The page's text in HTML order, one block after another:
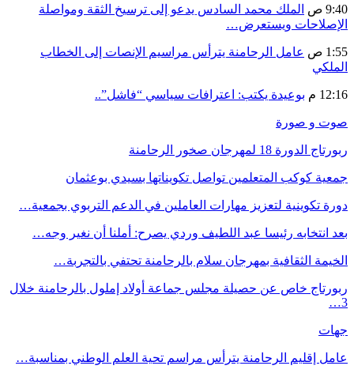
9:40 ص
الملك محمد السادس يدعو إلى ترسيخ الثقة ومواصلة
الإصلاحات ويستعرض…
1:55 ص
عامل الرحامنة يترأس مراسيم الإنصات إلى الخطاب
الملكي
12:16 م بوعيدة يكتب: اعترافات سياسي “فاشل”..
صوت و صورة
ربورتاج الدورة 18 لمهرجان صخور الرحامنة
جمعية كوكب المتعلمين تواصل تكويناتها بسيدي بوعثمان
دورة تكوينية لتعزيز مهارات العاملين في الدعم التربوي بجمعية…
بعد انتخابه رئيسا عبد اللطيف وردي يصرح: أملنا أن نغير وجه…
الخيمة الثقافية بمهرجان سلام بالرحامنة تحتفي بالتجربة…
ربورتاج خاص عن حصيلة مجلس جماعة أولاد إملول بالرحامنة خلال
3…
جهات
عامل إقليم الرحامنة يترأس مراسم تحية العلم الوطني بمناسبة…